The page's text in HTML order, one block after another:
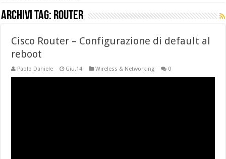
Archivi Tag: router
Cisco Router – Configurazione di default al
reboot
Paolo Daniele Giu.14 Wireless & Networking 0